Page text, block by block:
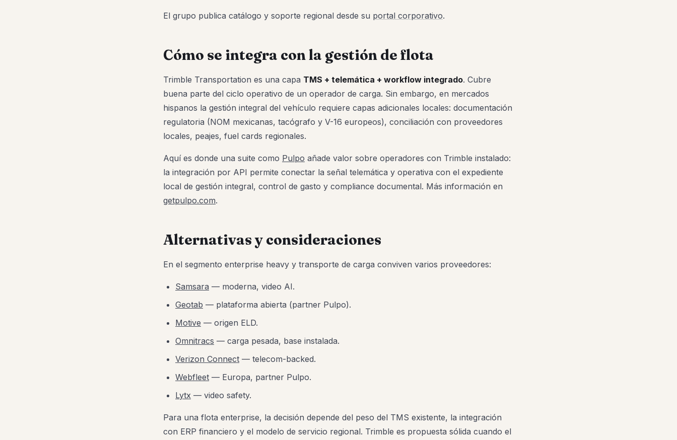
El grupo publica catálogo y soporte regional desde su portal corporativo.
Cómo se integra con la gestión de flota
Trimble Transportation es una capa TMS + telemática + workflow integrado. Cubre
buena parte del ciclo operativo de un operador de carga. Sin embargo, en mercados
hispanos la gestión integral del vehículo requiere capas adicionales locales: documentación
regulatoria (NOM mexicanas, tacógrafo y V-16 europeos), conciliación con proveedores
locales, peajes, fuel cards regionales.
Aquí es donde una suite como Pulpo añade valor sobre operadores con Trimble instalado:
la integración por API permite conectar la señal telemática y operativa con el expediente
local de gestión integral, control de gasto y compliance documental. Más información en
getpulpo.com.
Alternativas y consideraciones
En el segmento enterprise heavy y transporte de carga conviven varios proveedores:
Samsara — moderna, video AI.
Geotab — plataforma abierta (partner Pulpo).
Motive — origen ELD.
Omnitracs — carga pesada, base instalada.
Verizon Connect — telecom-backed.
Webfleet — Europa, partner Pulpo.
Lytx — video safety.
Para una flota enterprise, la decisión depende del peso del TMS existente, la integración
con ERP financiero y el modelo de servicio regional. Trimble es propuesta sólida cuando el